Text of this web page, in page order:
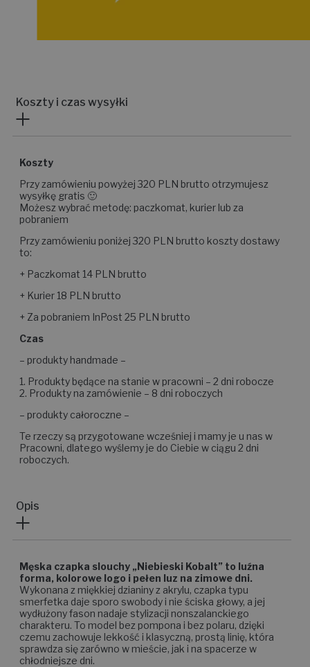
Koszty i czas wysyłki
Koszty
Przy zamówieniu powyżej 320 PLN brutto otrzymujesz
wysyłkę gratis 🙂
Możesz wybrać metodę: paczkomat, kurier lub za
pobraniem
Przy zamówieniu poniżej 320 PLN brutto koszty dostawy
to:
+ Paczkomat 14 PLN brutto
+ Kurier 18 PLN brutto
+ Za pobraniem InPost 25 PLN brutto
Czas
– produkty handmade –
1. Produkty będące na stanie w pracowni – 2 dni robocze
2. Produkty na zamówienie – 8 dni roboczych
– produkty całoroczne –
Te rzeczy są przygotowane wcześniej i mamy je u nas w
Pracowni, dlatego wyślemy je do Ciebie w ciągu 2 dni
roboczych.
Opis
Męska czapka slouchy „Niebieski Kobalt” to luźna
forma, kolorowe logo i pełen luz na zimowe dni.
Wykonana z miękkiej dzianiny z akrylu, czapka typu
smerfetka daje sporo swobody i nie ściska głowy, a jej
wydłużony fason nadaje stylizacji nonszalanckiego
charakteru. To model bez pompona i bez polaru, dzięki
czemu zachowuje lekkość i klasyczną, prostą linię, która
sprawdza się zarówno w mieście, jak i na spacerze w
chłodniejsze dni.